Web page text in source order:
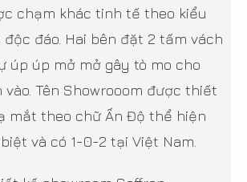
chạm khác tinh tế theo kiểu
độc đáo. Hai bên đặt 2 tấm vách
úp úp mở mở gây tò mo cho
vào. Tên Showrooom được thiết
mắt theo chữ Ấn Độ thể hiện
và có 1-0-2 tại Việt Nam.